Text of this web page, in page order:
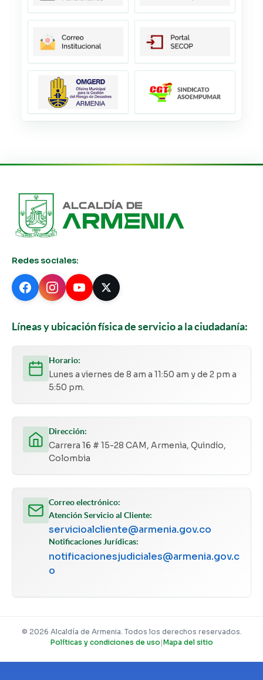
Redes sociales:
Líneas y ubicación física de servicio a la ciudadanía:
Horario:
Lunes a viernes de 8 am a 11:50 am y de 2 pm a
5:50 pm.
Dirección:
Carrera 16 # 15-28 CAM, Armenia, Quindío,
Colombia
Correo electrónico:
Atención Servicio al Cliente:
servicioalcliente@armenia.gov.co
Notificaciones Jurídicas:
notificacionesjudiciales@armenia.gov.c
o
© 2026 Alcaldía de Armenia. Todos los derechos reservados.
Políticas y condiciones de uso |Mapa del sitio